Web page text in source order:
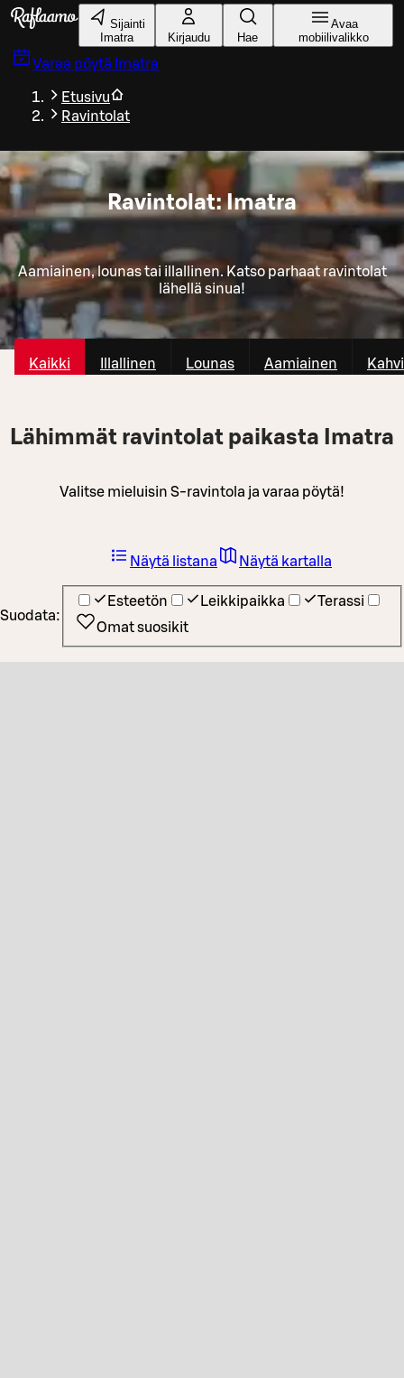
Siirry pääsisältöön
Sijainti
Imatra
Kirjaudu Hae
Avaa
mobiilivalikko
Varaa pöytä Imatra
Etusivu
Ravintolat
Ravintolat: Imatra
Aamiainen, lounas tai illallinen. Katso parhaat ravintolat
lähellä sinua!
Kaikki Illallinen Lounas Aamiainen
Lähimmät ravintolat paikasta Imatra
Valitse mieluisin S-ravintola ja varaa pöytä!
Suodata:
Esteetön Leikkipaikka
Terassi
Omat suosikit
Näytä listana Näytä kartalla